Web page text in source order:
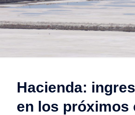
Hacienda:
en los próximos